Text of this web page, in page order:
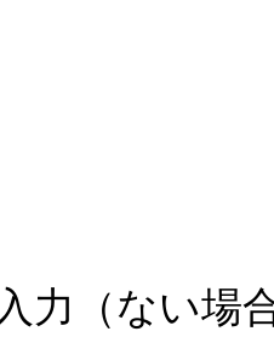
力（ない場